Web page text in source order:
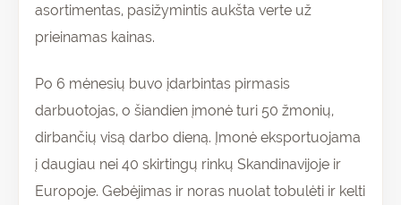
asortimentas, pasižymintis aukšta verte už
prieinamas kainas.
Po 6 mėnesių buvo įdarbintas pirmasis
darbuotojas, o šiandien įmonė turi 50 žmonių,
dirbančių visą darbo dieną. Įmonė eksportuojama
į daugiau nei 40 skirtingų rinkų Skandinavijoje ir
Europoje. Gebėjimas ir noras nuolat tobulėti ir kelti